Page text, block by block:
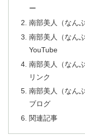
ー
南部美人（なん
南部美人（なん
YouTube
南部美人（なん
リンク
南部美人（なん
ブログ
関連記事